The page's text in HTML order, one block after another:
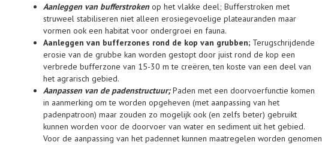
Aanleggen van bufferstrokenop het vlakke deel; Bufferstroken met
struweel stabiliseren niet alleen erosiegevoelige plateauranden maar
vormen ook een habitat voor ondergroei en fauna.
Aanleggen van bufferzones rond de kop van grubben; Terugschrijdende
erosie van de grubbe kan worden gestopt door juist rond de kop een
verbrede bufferzone van 15-30 m te creëren, ten koste van een deel van
het agrarisch gebied.
Aanpassen van de padenstructuur;Paden met een doorvoerfunctie komen
in aanmerking om te worden opgeheven (met aanpassing van het
padenpatroon) maar zouden zo mogelijk ook (en zelfs beter) gebruikt
kunnen worden voor de doorvoer van water en sediment uit het gebied.
Voor de aanpassing van het padennet kunnen maatregelen worden genomen